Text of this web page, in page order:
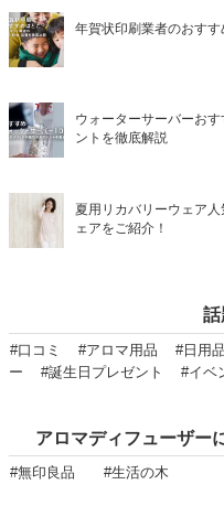
年賀状印刷業者のおす
ウォーターサーバーお
ントを徹底解説
夏用リカバリーウェア
ェアをご紹介！
話
#口コミ #アロマ用品 #日用品
ー
#誕生日プレゼント #イベ
アロマディフューザー
#無印良品 #生活の木